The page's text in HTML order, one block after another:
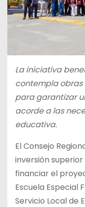
La iniciativa
contempla
para garantizar
acorde a las
educativa.
El Consejo
inversión
financiar el
Escuela Especial
Servicio Local de